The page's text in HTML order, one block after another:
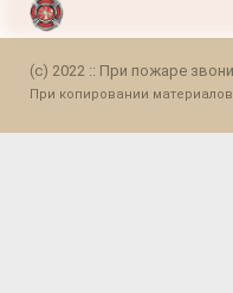
(c) 2022 :: При пожаре
При копировании